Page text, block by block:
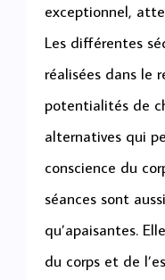
exceptionnel,
Les différentes
réalisées dans le
potentialités de
alternatives qui
conscience du
séances sont
qu’apaisantes.
du corps et de